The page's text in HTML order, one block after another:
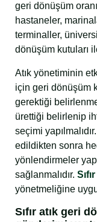
geri dönüşüm
hastaneler,
terminaller,
dönüşüm kutuları
Atık yönetiminin
için geri dönüşüm
gerektiği
ürettiği belirlenip
seçimi
edildikten sonra
yönlendirmeler
sağlanmalıdır.
yönetmeliğine
Sıfır atık geri